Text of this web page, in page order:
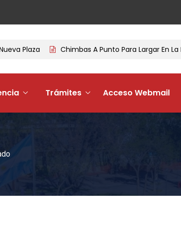
Plaza Chimbas A Punto Para Largar En La
Trámites Acceso Webmail